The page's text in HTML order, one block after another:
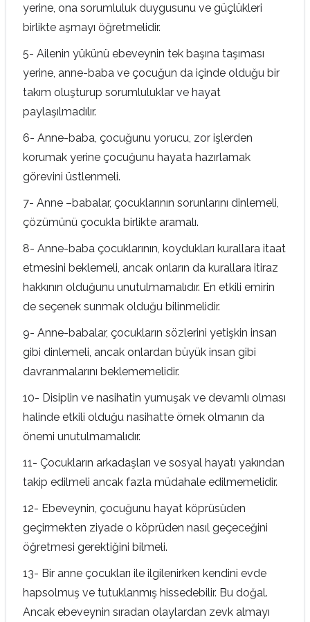
yerine, ona sorumluluk duygusunu ve güçlükleri
birlikte aşmayı öğretmelidir.
5- Ailenin yükünü ebeveynin tek başına taşıması
yerine, anne-baba ve çocuğun da içinde olduğu bir
takım oluşturup sorumluluklar ve hayat
paylaşılmadılır.
6- Anne-baba, çocuğunu yorucu, zor işlerden
korumak yerine çocuğunu hayata hazırlamak
görevini üstlenmeli.
7- Anne –babalar, çocuklarının sorunlarını dinlemeli,
çözümünü çocukla birlikte aramalı.
8- Anne-baba çocuklarının, koydukları kurallara itaat
etmesini beklemeli, ancak onların da kurallara itiraz
hakkının olduğunu unutulmamalıdır. En etkili emirin
de seçenek sunmak olduğu bilinmelidir.
9- Anne-babalar, çocukların sözlerini yetişkin insan
gibi dinlemeli, ancak onlardan büyük insan gibi
davranmalarını beklememelidir.
10- Disiplin ve nasihatin yumuşak ve devamlı olması
halinde etkili olduğu nasihatte örnek olmanın da
önemi unutulmamalıdır.
11- Çocukların arkadaşları ve sosyal hayatı yakından
takip edilmeli ancak fazla müdahale edilmemelidir.
12- Ebeveynin, çocuğunu hayat köprüsüden
geçirmekten ziyade o köprüden nasıl geçeceğini
öğretmesi gerektiğini bilmeli.
13- Bir anne çocukları ile ilgilenirken kendini evde
hapsolmuş ve tutuklanmış hissedebilir. Bu doğal.
Ancak ebeveynin sıradan olaylardan zevk almayı